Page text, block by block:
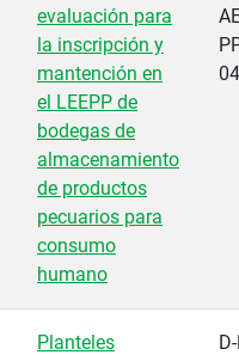
evaluación para
la inscripción y
mantención en
el LEEPP de
bodegas de
almacenamiento
de productos
pecuarios para
consumo
humano
Planteles